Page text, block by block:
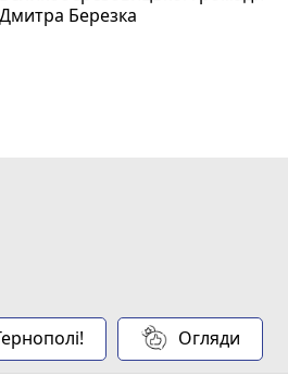
Дмитра Березка
Огляди